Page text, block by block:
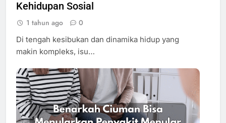
Kehidupan Sosial
1 tahun ago 0
Di tengah kesibukan dan dinamika hidup yang
makin kompleks, isu…